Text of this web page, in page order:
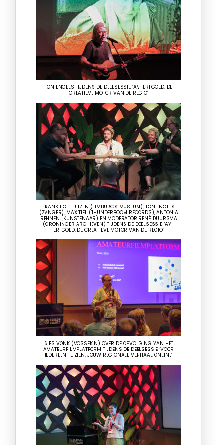
TON ENGELS TIJDENS DE DEELSESSIE ‘AV-ERFGOED: DE
CREATIEVE MOTOR VAN DE REGIO’
FRANK HOLTHUIZEN (LIMBURGS MUSEUM), TON ENGELS
(ZANGER), MAX TIEL (THUNDERBOOM RECORDS), ANTONIA
REHNEN (KUNSTENAAR) EN MODERATOR RENÉ DUURSMA
(GRONINGER ARCHIEVEN) TIJDENS DE DEELSESSIE ‘AV-
ERFGOED: DE CREATIEVE MOTOR VAN DE REGIO’
SIES VONK (VOSSEKIN) OVER DE OPVOLGING VAN HET
AMATEURFILMPLATFORM TIJDENS DE DEELSESSIE ‘VOOR
IEDEREEN TE ZIEN: JOUW REGIONALE VERHAAL ONLINE’